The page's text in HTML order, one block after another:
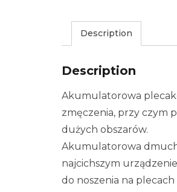
Description
Description
Akumulatorowa
zmęczenia, przy czym
dużych obszarów.
Akumulatorowa
najcichszym
do noszenia na